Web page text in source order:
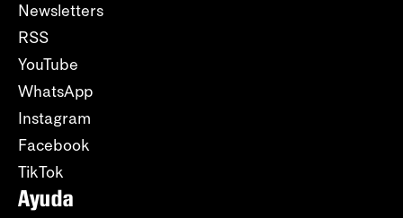
Newsletters
RSS
YouTube
WhatsApp
Instagram
Facebook
TikTok
Ayuda